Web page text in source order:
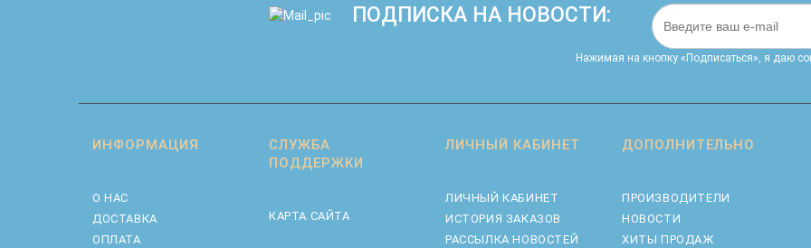
ПОДПИСКА НА НОВОСТИ:
Нажимая на кнопку «Подписаться», я даю
ИНФОРМАЦИЯ
О НАС
ДОСТАВКА
ОПЛАТА
СЛУЖБА
ПОДДЕРЖКИ
КАРТА САЙТА
ЛИЧНЫЙ КАБИНЕТ
ЛИЧНЫЙ КАБИНЕТ
ИСТОРИЯ ЗАКАЗОВ
РАССЫЛКА НОВОСТЕЙ
ДОПОЛНИТЕЛЬНО
ПРОИЗВОДИТЕЛИ
НОВОСТИ
ХИТЫ ПРОДАЖ